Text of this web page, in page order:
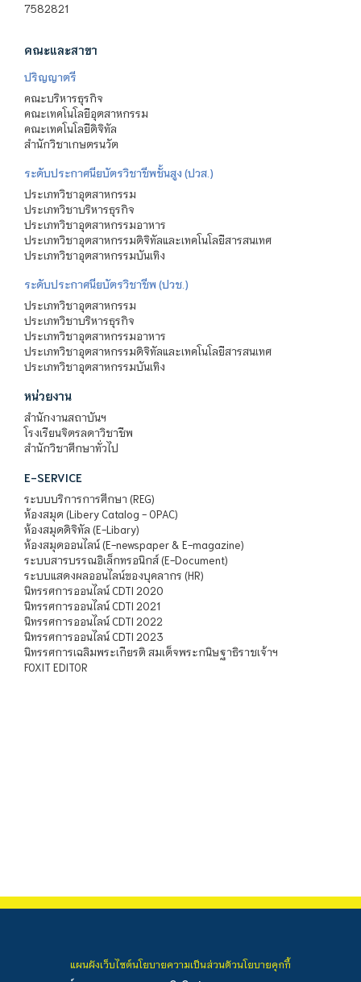
7582821
คณะและสาขา
ปริญญาตรี
คณะบริหารธุรกิจ
คณะเทคโนโลยีอุตสาหกรรม
คณะเทคโนโลยีดิจิทัล
สำนักวิชาเกษตรนวัต
ระดับประกาศนียบัตรวิชาชีพชั้นสูง (ปวส.)
ประเภทวิชาอุตสาหกรรม
ประเภทวิชาบริหารธุรกิจ
ประเภทวิชาอุตสาหกรรมอาหาร
ประเภทวิชาอุตสาหกรรมดิจิทัลและเทคโนโลยีสารสนเทศ
ประเภทวิชาอุตสาหกรรมบันเทิง
ระดับประกาศนียบัตรวิชาชีพ (ปวช.)
ประเภทวิชาอุตสาหกรรม
ประเภทวิชาบริหารธุรกิจ
ประเภทวิชาอุตสาหกรรมอาหาร
ประเภทวิชาอุตสาหกรรมดิจิทัลและเทคโนโลยีสารสนเทศ
ประเภทวิชาอุตสาหกรรมบันเทิง
หน่วยงาน
สำนักงานสถาบันฯ
โรงเรียนจิตรลดาวิชาชีพ
สำนักวิชาศึกษาทั่วไป
E-SERVICE
ระบบบริการการศึกษา (REG)
ห้องสมุด (Libery Catalog - OPAC)
ห้องสมุดดิจิทัล (E-Libary)
ห้องสมุดออนไลน์ (E-newspaper & E-magazine)
ระบบสารบรรณอิเล็กทรอนิกส์ (E-Document)
ระบบแสดงผลออนไลน์ของบุคลากร (HR)
นิทรรศการออนไลน์ CDTI 2020
นิทรรศการออนไลน์ CDTI 2021
นิทรรศการออนไลน์ CDTI 2022
นิทรรศการออนไลน์ CDTI 2023
นิทรรศการเฉลิมพระเกียรติ สมเด็จพระกนิษฐาธิราชเจ้าฯ
FOXIT EDITOR
แผนผังเว็บไซต์นโยบายความเป็นส่วนตัวนโยบายคุกกี้